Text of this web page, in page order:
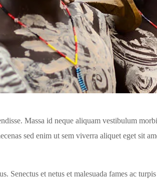
Massa id neque aliquam vestibulum
sed enim ut sem viverra aliquet eget sit
Senectus et netus et malesuada fames ac